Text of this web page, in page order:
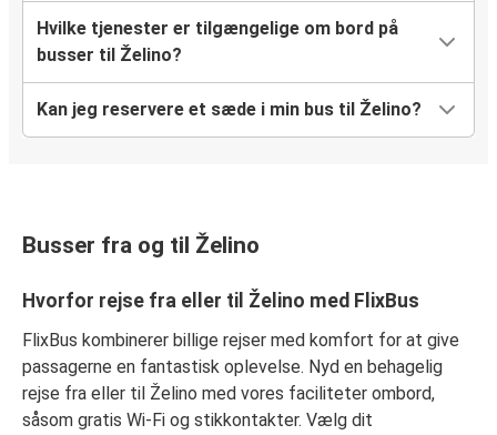
Hvilke tjenester er tilgængelige om bord på
busser til Želino?
Kan jeg reservere et sæde i min bus til Želino?
Busser fra og til Želino
Hvorfor rejse fra eller til Želino med FlixBus
FlixBus kombinerer billige rejser med komfort for at give
passagerne en fantastisk oplevelse. Nyd en behagelig
rejse fra eller til Želino med vores faciliteter ombord,
såsom gratis Wi-Fi og stikkontakter. Vælg dit